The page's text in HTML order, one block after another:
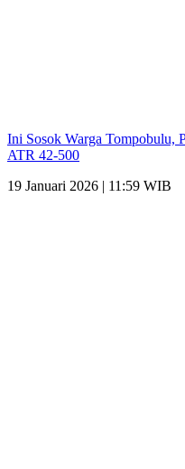
Ini Sosok Warga Tompobulu,
ATR 42-500
19 Januari 2026 | 11:59 WIB